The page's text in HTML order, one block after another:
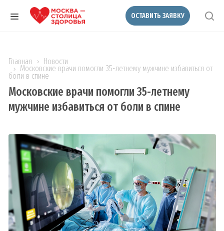
ОСТАВИТЬ ЗАЯВКУ
Главная Новости
Московские врачи помогли 35-летнему мужчине избавиться от
боли в спине
Московские врачи помогли 35-летнему
мужчине избавиться от боли в спине